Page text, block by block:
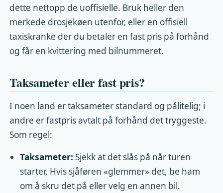
dette nettopp de uoffisielle. Bruk heller den
merkede drosjekøen utenfor, eller en offisiell
taxiskranke der du betaler en fast pris på forhånd
og får en kvittering med bilnummeret.
Taksameter eller fast pris?
I noen land er taksameter standard og pålitelig; i
andre er fastpris avtalt på forhånd det tryggeste.
Som regel:
Taksameter: Sjekk at det slås på når turen
starter. Hvis sjåføren «glemmer» det, be ham
om å skru det på eller velg en annen bil.